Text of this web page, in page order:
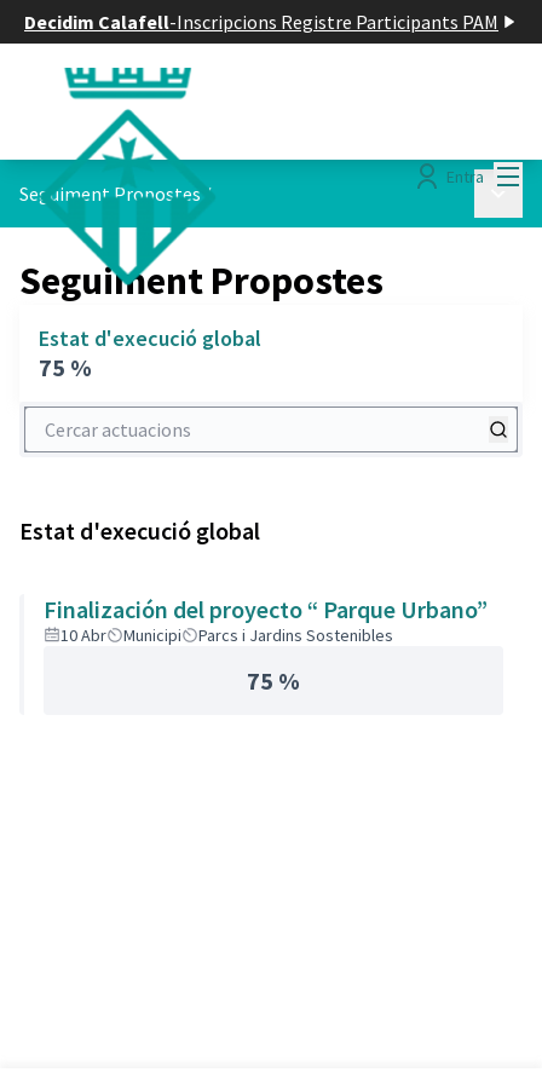
Decidim Calafell-Inscripcions Registre Participants PAM
Entra
Seguiment Propostes /
Seguiment Propostes
Estat d'execució global
75 %
Cercar actuacions
Estat d'execució global
Finalización del proyecto “ Parque Urbano”
10 Abr Municipi Parcs i Jardins Sostenibles
75 %